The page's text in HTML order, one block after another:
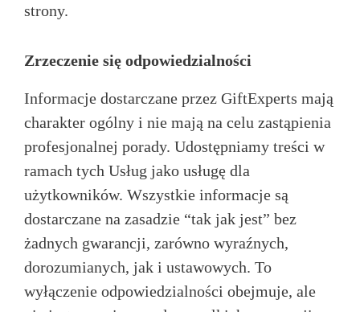
strony.
Zrzeczenie się odpowiedzialności
Informacje dostarczane przez GiftExperts mają
charakter ogólny i nie mają na celu zastąpienia
profesjonalnej porady. Udostępniamy treści w
ramach tych Usług jako usługę dla
użytkowników. Wszystkie informacje są
dostarczane na zasadzie “tak jak jest” bez
żadnych gwarancji, zarówno wyraźnych,
dorozumianych, jak i ustawowych. To
wyłączenie odpowiedzialności obejmuje, ale